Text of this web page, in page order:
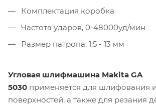
Комплектация коробка
Частота ударов, 0-48000уд/мин
Размер патрона, 1,5 - 13 мм
Угловая шлифмашина Makita GA
5030 применяется для шлифования
поверхностей, а также для резания